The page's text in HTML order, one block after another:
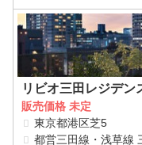
リビオ三田レジデン
販売価格 未定
東京都港区芝5
都営三田線・浅草線